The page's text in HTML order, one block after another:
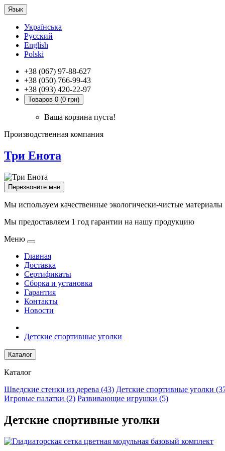
Язык
Українська
Русский
English
Polski
+38 (067) 97-88-627
+38 (050) 766-99-43
+38 (093) 420-22-97
Товаров 0 (0 грн)
Ваша корзина пуста!
Производственная компания
Три Енота
Перезвоните мне
Мы используем качественные экологически-чистые материалы
Мы предоставляем 1 год гарантии на нашу продукцию
Меню
Главная
Доставка
Сертификаты
Сборка и установка
Гарантия
Контакты
Новости
Детские спортивные уголки
Каталог
Каталог
Шведские стенки из дерева (43) Детские спортивные уголки
Игровые палатки (2) Развивающие игрушки (5)
Детские спортивные уголки